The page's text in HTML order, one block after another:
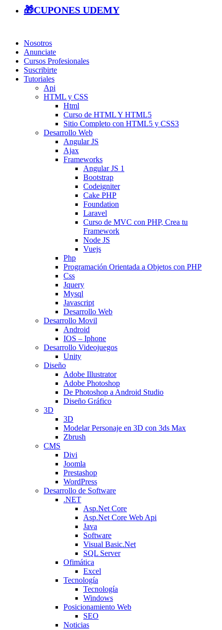
🎁CUPONES UDEMY
Nosotros
Anunciate
Cursos Profesionales
Suscribirte
Tutoriales
Api
HTML y CSS
Html
Curso de HTML Y HTML5
Sitio Completo con HTML5 y CSS3
Desarrollo Web
Angular JS
Ajax
Frameworks
Angular JS 1
Bootstrap
Codeigniter
Cake PHP
Foundation
Laravel
Curso de MVC con PHP, Crea tu
Framework
Node JS
Vuejs
Php
Programación Orientada a Objetos con PHP
Css
Jquery
Mysql
Javascript
Desarrollo Web
Desarrollo Movil
Android
IOS – Iphone
Desarrollo Videojuegos
Unity
Diseño
Adobe Illustrator
Adobe Photoshop
De Photoshop a Android Studio
Diseño Gráfico
3D
3D
Modelar Personaje en 3D con 3ds Max
Zbrush
CMS
Divi
Joomla
Prestashop
WordPress
Desarrollo de Software
.NET
Asp.Net Core
Asp.Net Core Web Api
Java
Software
Visual Basic.Net
SQL Server
Ofimática
Excel
Tecnología
Tecnología
Windows
Posicionamiento Web
SEO
Noticias